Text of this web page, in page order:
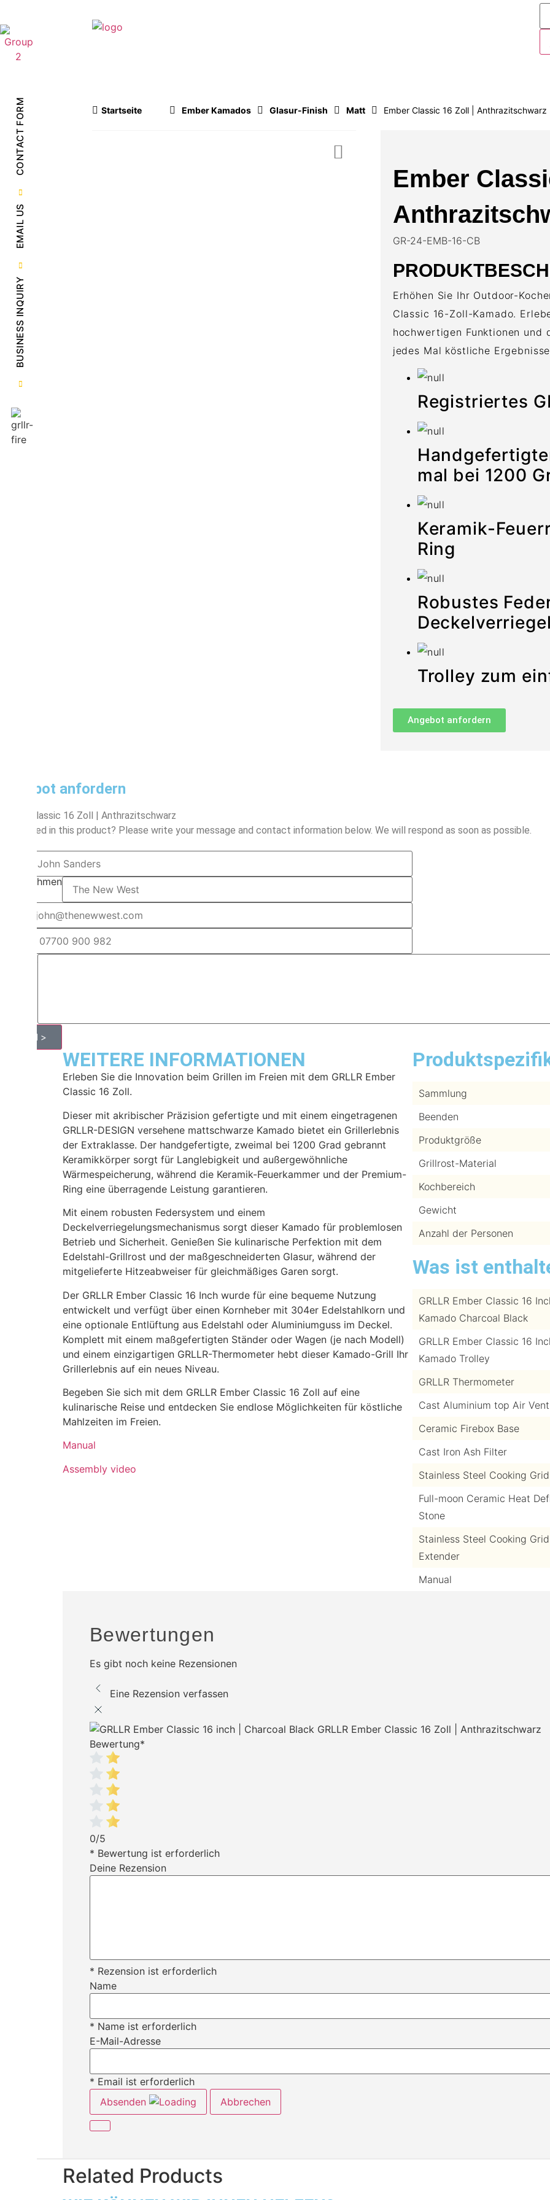
BUSINESS INQUIRY
EMAIL US
CONTACT FORM Startseite Ember Kamados Glasur-Finish Matt Ember Classic 16 Zoll | Anthrazitschwarz
Ember
GR-24-EMB-16-CB
Erhöhen Sie Ihr Outdoor-
Classic 16-Zoll-Kamado.
hochwertigen Funktionen und
jedes Mal köstliche
Registriertes
mal bei 1200
Keramik-
Ring
Robustes
Trolley zum
Angebot anfordern
Angebot anfordern
Ember Classic 16 Zoll | Anthrazitschwarz
Interested in this product? Please write your message and contact information below. We will respond as soon as possible.
Unternehmen
Send >
WEITERE INFORMATIONEN
Erleben Sie die Innovation beim Grillen im Freien mit dem GRLLR Ember
Classic 16 Zoll.
Dieser mit akribischer Präzision gefertigte und mit einem eingetragenen
GRLLR-DESIGN versehene mattschwarze Kamado bietet ein Grillerlebnis
der Extraklasse. Der handgefertigte, zweimal bei 1200 Grad gebrannt
Keramikkörper sorgt für Langlebigkeit und außergewöhnliche
Wärmespeicherung, während die Keramik-Feuerkammer und der Premium-
Ring eine überragende Leistung garantieren.
Mit einem robusten Federsystem und einem
Deckelverriegelungsmechanismus sorgt dieser Kamado für problemlosen
Betrieb und Sicherheit. Genießen Sie kulinarische Perfektion mit dem
Edelstahl-Grillrost und der maßgeschneiderten Glasur, während der
mitgelieferte Hitzeabweiser für gleichmäßiges Garen sorgt.
Der GRLLR Ember Classic 16 Inch wurde für eine bequeme Nutzung
entwickelt und verfügt über einen Kornheber mit 304er Edelstahlkorn und
eine optionale Entlüftung aus Edelstahl oder Aluminiumguss im Deckel.
Komplett mit einem maßgefertigten Ständer oder Wagen (je nach Modell)
und einem einzigartigen GRLLR-Thermometer hebt dieser Kamado-Grill Ihr
Grillerlebnis auf ein neues Niveau.
Begeben Sie sich mit dem GRLLR Ember Classic 16 Zoll auf eine
kulinarische Reise und entdecken Sie endlose Möglichkeiten für köstliche
Mahlzeiten im Freien.
Manual
Assembly video
Sammlung
Beenden
Produktgröße
Grillrost-Material
Kochbereich
Gewicht
Anzahl der Personen
Was ist
GRLLR Ember Classic 16
Kamado Charcoal Black
GRLLR Ember Classic 16
Kamado Trolley
GRLLR Thermometer
Cast Aluminium top Air Vent
Ceramic Firebox Base
Cast Iron Ash Filter
Stainless Steel Cooking Grid
Full-moon Ceramic Heat
Stone
Stainless Steel Cooking Grid
Extender
Manual
Bewertungen
Es gibt noch keine Rezensionen
Eine Rezension verfassen
GRLLR Ember Classic 16 Zoll | Anthrazitschwarz
Bewertung*
0/5
* Bewertung ist erforderlich
Deine Rezension
* Rezension ist erforderlich
Name
* Name ist erforderlich
E-Mail-Adresse
* Email ist erforderlich
Absenden
Abbrechen
Related Products